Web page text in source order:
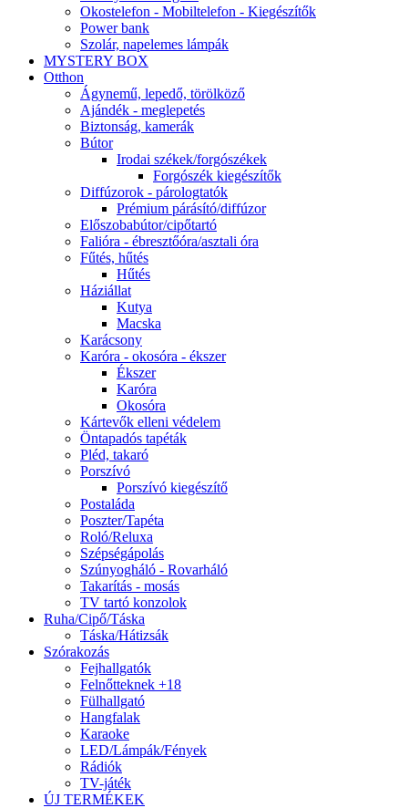
Okostelefon - Mobiltelefon - Kiegészítők
Power bank
Szolár, napelemes lámpák
MYSTERY BOX
Otthon
Ágynemű, lepedő, törölköző
Ajándék - meglepetés
Biztonság, kamerák
Bútor
Irodai székek/forgószékek
Forgószék kiegészítők
Diffúzorok - párologtatók
Prémium párásító/diffúzor
Előszobabútor/cipőtartó
Falióra - ébresztőóra/asztali óra
Fűtés, hűtés
Hűtés
Háziállat
Kutya
Macska
Karácsony
Karóra - okosóra - ékszer
Ékszer
Karóra
Okosóra
Kártevők elleni védelem
Öntapadós tapéták
Pléd, takaró
Porszívó
Porszívó kiegészítő
Postaláda
Poszter/Tapéta
Roló/Reluxa
Szépségápolás
Szúnyogháló - Rovarháló
Takarítás - mosás
TV tartó konzolok
Ruha/Cipő/Táska
Táska/Hátizsák
Szórakozás
Fejhallgatók
Felnőtteknek +18
Fülhallgató
Hangfalak
Karaoke
LED/Lámpák/Fények
Rádiók
TV-játék
ÚJ TERMÉKEK